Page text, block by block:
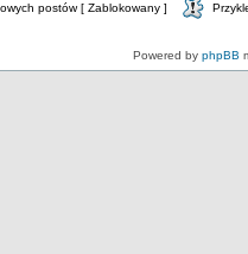
postów [ Zablokowany ]
Powered by phpBB